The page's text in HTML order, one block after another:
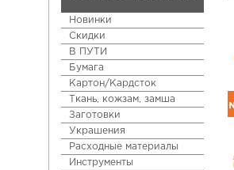
Новинки
Скидки
В ПУТИ
Бумага
Картон/Кардсток
Ткань, кожзам, замша
Заготовки
Украшения
Расходные материалы
Инструменты